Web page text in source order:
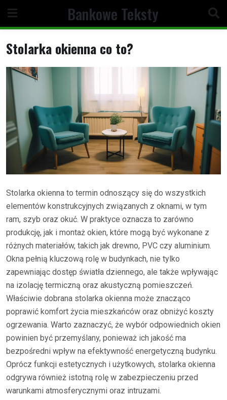
content
Bankowe Teksty
Stolarka okienna co to?
Stolarka okienna to termin odnoszący się do wszystkich
elementów konstrukcyjnych związanych z oknami, w tym
ram, szyb oraz okuć. W praktyce oznacza to zarówno
produkcję, jak i montaż okien, które mogą być wykonane z
różnych materiałów, takich jak drewno, PVC czy aluminium.
Okna pełnią kluczową rolę w budynkach, nie tylko
zapewniając dostęp światła dziennego, ale także wpływając
na izolację termiczną oraz akustyczną pomieszczeń.
Właściwie dobrana stolarka okienna może znacząco
poprawić komfort życia mieszkańców oraz obniżyć koszty
ogrzewania. Warto zaznaczyć, że wybór odpowiednich okien
powinien być przemyślany, ponieważ ich jakość ma
bezpośredni wpływ na efektywność energetyczną budynku.
Oprócz funkcji estetycznych i użytkowych, stolarka okienna
odgrywa również istotną rolę w zabezpieczeniu przed
warunkami atmosferycznymi oraz intruzami.